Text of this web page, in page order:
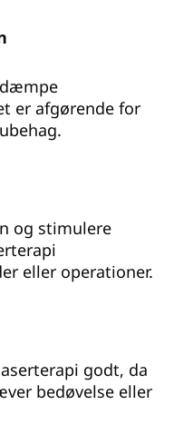
er afgørende for
og stimulere
eller operationer.
godt, da
bedøvelse eller